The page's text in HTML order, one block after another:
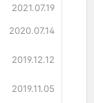
2021.07.19
2020.07.14
2019.12.12
2019.11.05